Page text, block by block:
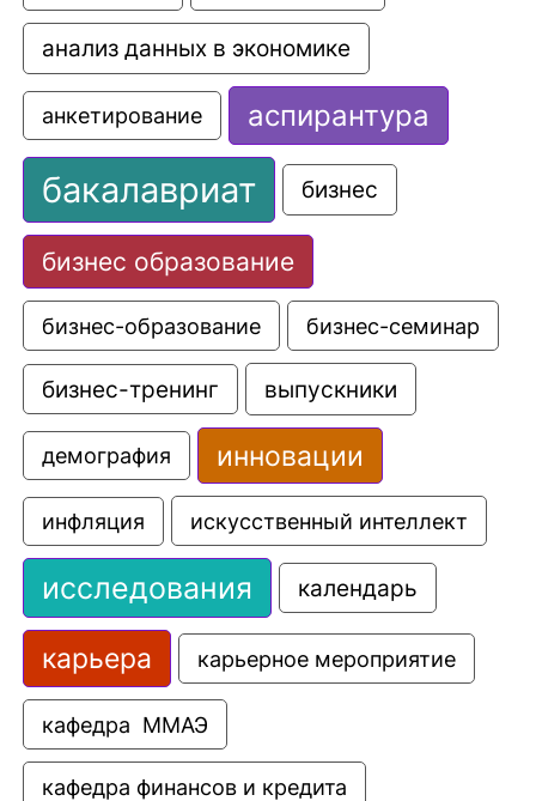
анализ данных в экономике
анкетирование аспирантура
бакалавриат бизнес
бизнес образование
бизнес-образование бизнес-семинар
бизнес-тренинг выпускники
демография инновации
инфляция искусственный интеллект
исследования календарь
карьера карьерное мероприятие
кафедра  ММАЭ
кафедра финансов и кредита